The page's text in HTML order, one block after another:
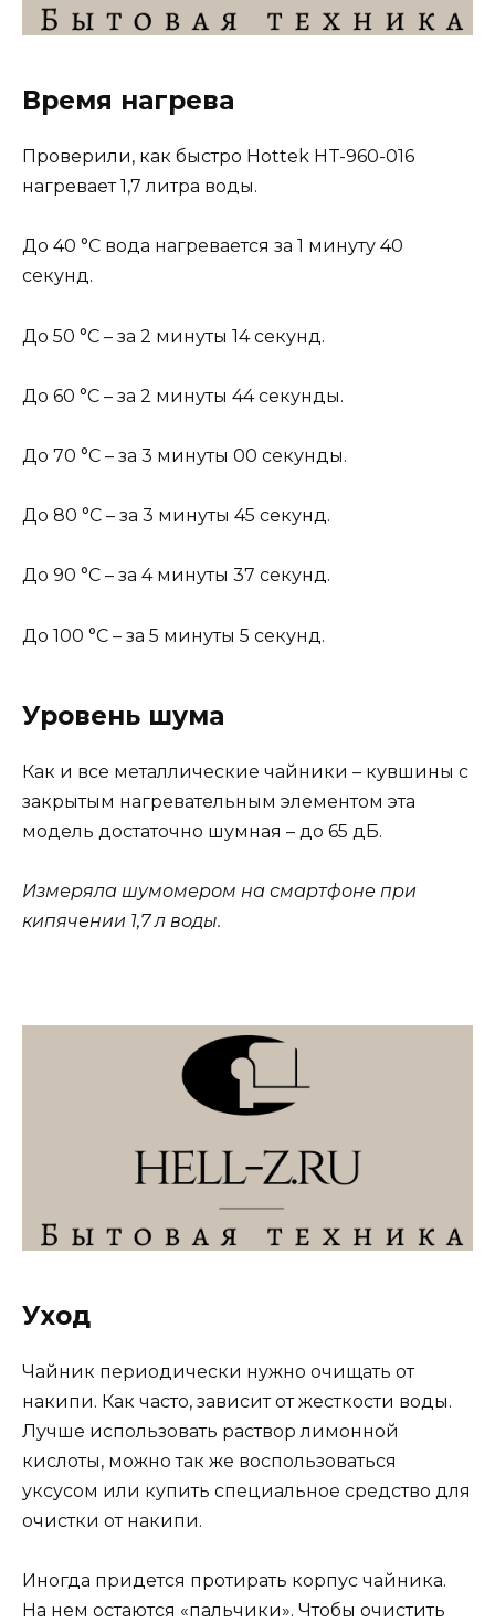
Время нагрева
Проверили, как быстро Hottek HT-960-016
нагревает 1,7 литра воды.
До 40 °С вода нагревается за 1 минуту 40
секунд.
До 50 °С – за 2 минуты 14 секунд.
До 60 °С – за 2 минуты 44 секунды.
До 70 °С – за 3 минуты 00 секунды.
До 80 °С – за 3 минуты 45 секунд.
До 90 °С – за 4 минуты 37 секунд.
До 100 °С – за 5 минуты 5 секунд.
Уровень шума
Как и все металлические чайники – кувшины с
закрытым нагревательным элементом эта
модель достаточно шумная – до 65 дБ.
Измеряла шумомером на смартфоне при
кипячении 1,7 л воды.
Уход
Чайник периодически нужно очищать от
накипи. Как часто, зависит от жесткости воды.
Лучше использовать раствор лимонной
кислоты, можно так же воспользоваться
уксусом или купить специальное средство для
очистки от накипи.
Иногда придется протирать корпус чайника.
На нем остаются «пальчики». Чтобы очистить